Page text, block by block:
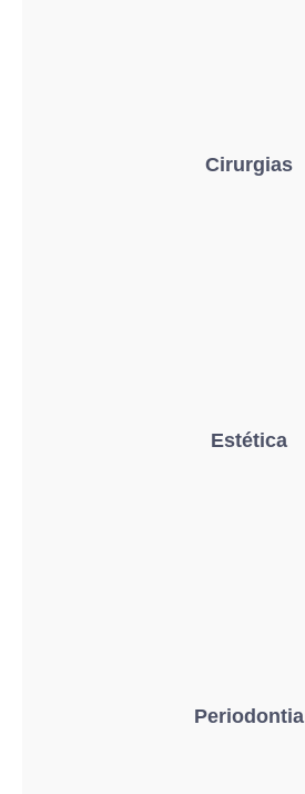
Cirurgias
Estética
Periodontia